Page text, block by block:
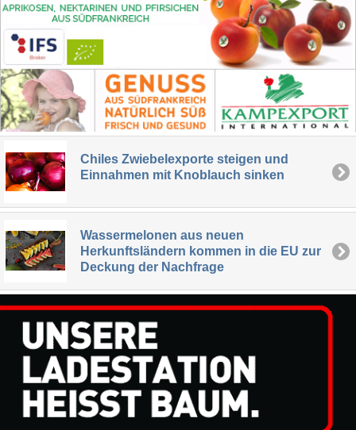
Chiles Zwiebelexporte steigen und
Einnahmen mit Knoblauch sinken
Wassermelonen aus neuen
Herkunftsländern kommen in die EU zur
Deckung der Nachfrage